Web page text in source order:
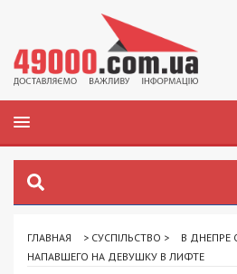
ГЛАВНАЯ > СУСПІЛЬСТВО >
В ДНЕПРЕ
НАПАВШЕГО НА ДЕВУШКУ В ЛИФТЕ